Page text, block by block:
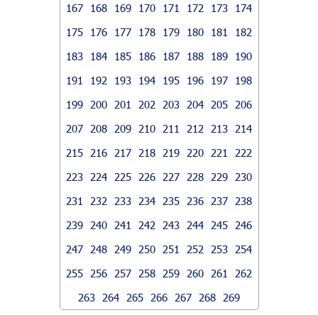
167
168 169 170 171 172 173
174
175
176 177 178 179 180 181
182
183
184 185 186 187 188 189
190
191
192 193 194 195 196 197
198
199
200 201 202 203 204 205
206
207
208 209 210 211 212 213
214
215
216 217 218 219 220 221
222
223
224 225 226 227 228 229
230
231
232 233 234 235 236 237
238
239
240 241 242 243 244 245
246
247
248 249 250 251 252 253
254
255
256 257 258 259 260 261
262
263
264 265 266 267 268 269